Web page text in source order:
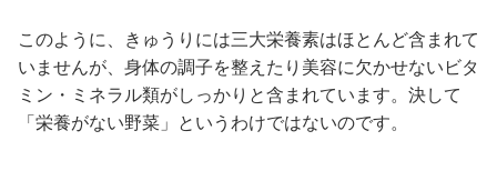
このように、きゅうりには三大栄養素はほとんど含まれて
いませんが、身体の調子を整えたり美容に欠かせないビタ
ミン・ミネラル類がしっかりと含まれています。決して
「栄養がない野菜」というわけではないのです。